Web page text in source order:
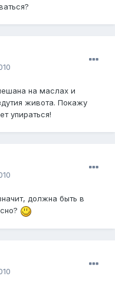
на маслах и
живота. Покажу
упираться!
должна быть в